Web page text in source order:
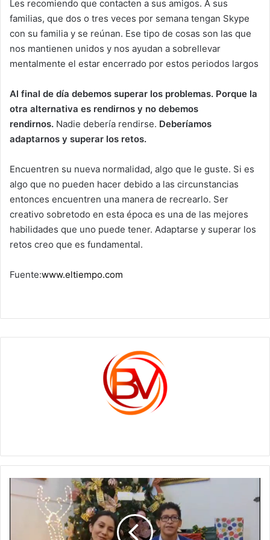
Les recomiendo que contacten a sus amigos. A sus
familias, que dos o tres veces por semana tengan Skype
con su familia y se reúnan. Ese tipo de cosas son las que
nos mantienen unidos y nos ayudan a sobrellevar
mentalmente el estar encerrado por estos periodos largos
Al final de día debemos superar los problemas. Porque la
otra alternativa es rendirnos y no debemos
rendirnos. Nadie debería rendirse. Deberíamos
adaptarnos y superar los retos.
Encuentren su nueva normalidad, algo que le guste. Si es
algo que no pueden hacer debido a las circunstancias
entonces encuentren una manera de recrearlo. Ser
creativo sobretodo en esta época es una de las mejores
habilidades que uno puede tener. Adaptarse y superar los
retos creo que es fundamental.
Fuente:www.eltiempo.com
Ramiro
Barragán